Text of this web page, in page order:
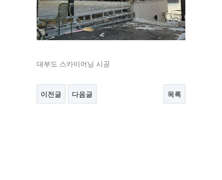
대부도 스카이어닝 시공
이전글 다음글 목록